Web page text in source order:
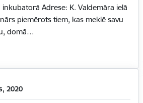
inkubatorā Adrese: K. Valdemāra ielā
piemērots tiem, kas meklē savu
domā…
2020